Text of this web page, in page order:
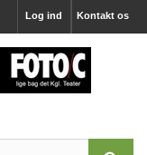
Kontakt os
Log ind